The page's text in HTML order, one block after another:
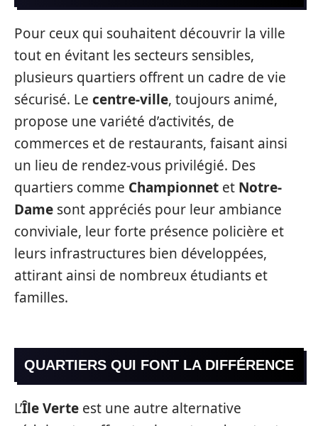
Pour ceux qui souhaitent découvrir la ville
tout en évitant les secteurs sensibles,
plusieurs quartiers offrent un cadre de vie
sécurisé. Le centre-ville, toujours animé,
propose une variété d’activités, de
commerces et de restaurants, faisant ainsi
un lieu de rendez-vous privilégié. Des
quartiers comme Championnet et Notre-
Dame sont appréciés pour leur ambiance
conviviale, leur forte présence policière et
leurs infrastructures bien développées,
attirant ainsi de nombreux étudiants et
familles.
QUARTIERS QUI FONT LA DIFFÉRENCE
L’Île Verte est une autre alternative